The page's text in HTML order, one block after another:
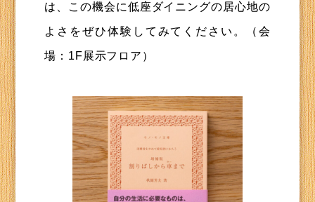
は、この機会に低座ダイニングの居心地の
よさをぜひ体験してみてください。（会
場：1F展示フロア）